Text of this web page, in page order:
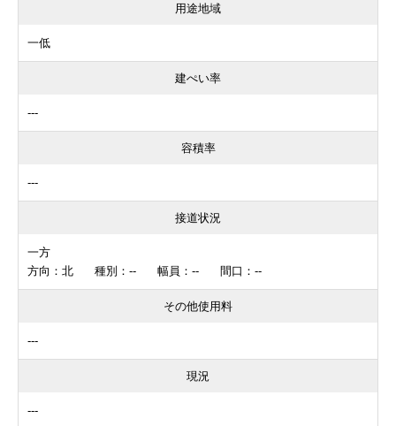
用途地域
一低
建ぺい率
---
容積率
---
接道状況
一方
方向：北 種別：-- 幅員：-- 間口：--
その他使用料
---
現況
---